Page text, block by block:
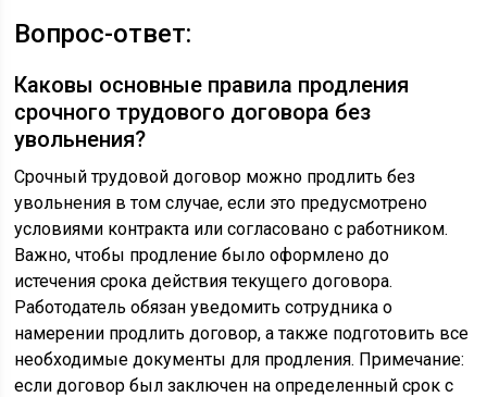
Вопрос-ответ:
Каковы основные правила продления
срочного трудового договора без
увольнения?
Срочный трудовой договор можно продлить без
увольнения в том случае, если это предусмотрено
условиями контракта или согласовано с работником.
Важно, чтобы продление было оформлено до
истечения срока действия текущего договора.
Работодатель обязан уведомить сотрудника о
намерении продлить договор, а также подготовить все
необходимые документы для продления. Примечание:
если договор был заключен на определенный срок с